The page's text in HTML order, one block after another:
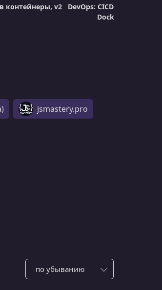
контейнеры, v2
DevOps: CICD с Git GitLab
Docker и Django
jsmastery.pro
Сотировать по: